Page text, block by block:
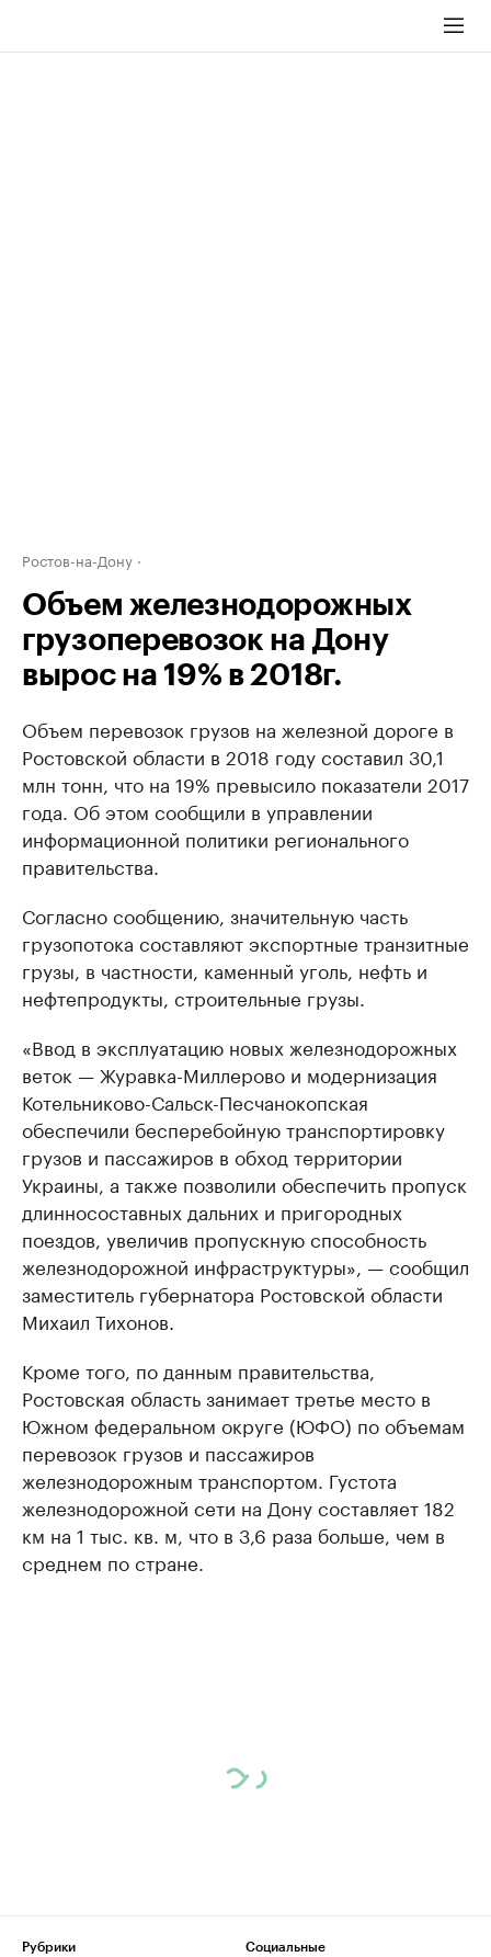
Ростов-на-Дону
Объем железнодорожных
грузоперевозок на Дону
вырос на 19% в 2018г.
Объем перевозок грузов на железной дороге в
Ростовской области в 2018 году составил 30,1
млн тонн, что на 19% превысило показатели 2017
года. Об этом сообщили в управлении
информационной политики регионального
правительства.
Согласно сообщению, значительную часть
грузопотока составляют экспортные транзитные
грузы, в частности, каменный уголь, нефть и
нефтепродукты, строительные грузы.
«Ввод в эксплуатацию новых железнодорожных
веток — Журавка-Миллерово и модернизация
Котельниково-Сальск-Песчанокопская
обеспечили бесперебойную транспортировку
грузов и пассажиров в обход территории
Украины, а также позволили обеспечить пропуск
длинносоставных дальних и пригородных
поездов, увеличив пропускную способность
железнодорожной инфраструктуры», — сообщил
заместитель губернатора Ростовской области
Михаил Тихонов.
Кроме того, по данным правительства,
Ростовская область занимает третье место в
Южном федеральном округе (ЮФО) по объемам
перевозок грузов и пассажиров
железнодорожным транспортом. Густота
железнодорожной сети на Дону составляет 182
км на 1 тыс. кв. м, что в 3,6 раза больше, чем в
среднем по стране.
Рубрики
Социальные